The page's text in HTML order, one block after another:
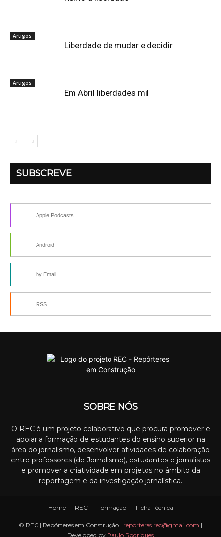
Artigos
Liberdade de mudar e decidir
Artigos
Em Abril liberdades mil
SUBSCREVE
Apple Podcasts
Android
by Email
RSS
SOBRE NÓS
O REC é um projeto colaborativo que procura promover e
apoiar a formação de estudantes do ensino superior na
área do jornalismo, desenvolver atividades de colaboração
entre professores (de Jornalismo), estudantes e jornalistas
e promover a criatividade em projetos no âmbito da
reportagem e da investigação jornalística.
Home REC Formação Ficha Técnica
© REC | Repórteres em Construção | reporteres.rec@gmail.com |
Developed by Paulo Rodrigues